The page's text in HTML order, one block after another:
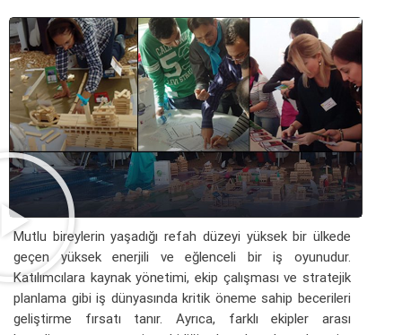
Mutlu bireylerin yaşadığı refah düzeyi yüksek bir ülkede
geçen yüksek enerjili ve eğlenceli bir iş oyunudur.
Katılımcılara kaynak yönetimi, ekip çalışması ve stratejik
planlama gibi iş dünyasında kritik öneme sahip becerileri
geliştirme fırsatı tanır. Ayrıca, farklı ekipler arası